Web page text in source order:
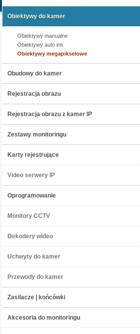
Obiektywy do kamer
Obiektywy manualne
Obiektywy auto iris
Obiektywy megapikselowe
Obudowy do kamer
Rejestracja obrazu
Rejestracja obrazu z kamer IP
Zestawy monitoringu
Karty rejestrujące
Video serwery IP
Oprogramowanie
Monitory CCTV
Dekodery wideo
Uchwyty do kamer
Przewody do kamer
Zasilacze | końcówki
Akcesoria do monitoringu